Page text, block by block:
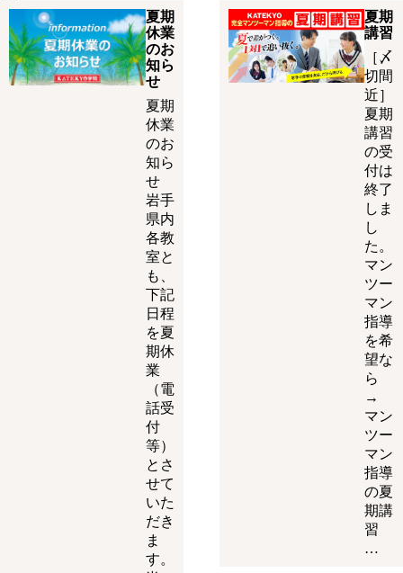
夏期
休業
のお
知ら
せ
夏期
休業
のお
知ら
せ
岩手
県内
各教
室と
も、
下記
日程
を夏
期休
業
（電
話受
付
等）
とさ
せて
いた
だき
ま
す。
夏期
講習
［〆
切間
近］
夏期
講習
の受
付は
終了
しま
し
た。
マン
ツー
マン
指導
を希
望な
ら
→
マン
ツー
マン
指導
の夏
期講
習
…